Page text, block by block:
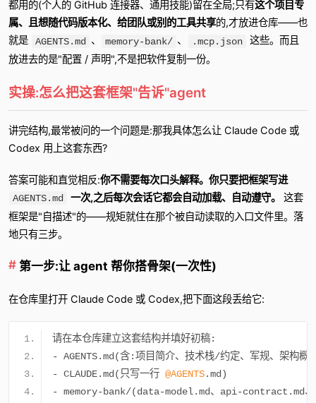
都用的(个人的 GitHub 连接器、通用技能)留在全局;只有这个项目专
属、且想随代码版本化、给团队或别的工具共享的,才放进仓库——也
就是
AGENTS.md 、 memory-bank/ 、 .mcp.json
这些。而且
放进去的是"配置 / 声明",不是把软件复制一份。
实操:怎么把这套框架"告诉"agent
讲完结构,最常被问的一个问题是:那我具体怎么让 Claude Code 或
Codex 用上这套东西?
答案可能和直觉相反:你不需要每次口头解释。你只要把框架写进
AGENTS.md 一次,之后每次会话它都会自动加载、自动遵守。
这套
框架是"自描述"的——规矩就住在那个被自动读取的入口文件里。落
地只有三步。
第一步:让 agent 帮你搭骨架(一次性)
在仓库里打开 Claude Code 或 Codex,把下面这段丢给它:
请在本仓库建立这套结构并填好初稿:
- AGENTS.md(含:项目简介、技术栈/约定、军规、架构概
- CLAUDE.md(只写一行 @AGENTS.md)
- memory-bank/(data-model.md、 api-contract .md、